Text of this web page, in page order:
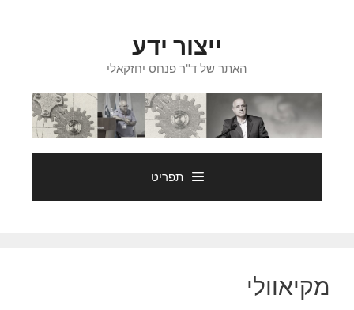
ייצור ידע
האתר של ד"ר פנחס יחזקאלי
תפריט
מקיאוולי